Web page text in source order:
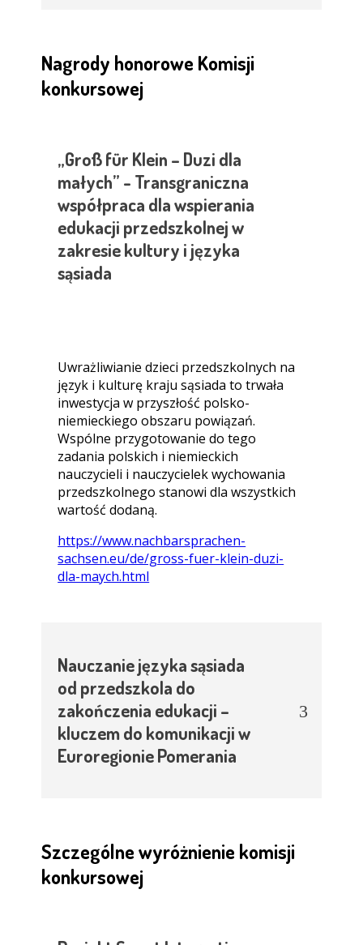
Nagrody honorowe Komisji
konkursowej
„Groß für Klein – Duzi dla
małych” - Transgraniczna
współpraca dla wspierania
edukacji przedszkolnej w
zakresie kultury i języka
sąsiada
Uwrażliwianie dzieci przedszkolnych na
język i kulturę kraju sąsiada to trwała
inwestycja w przyszłość polsko-
niemieckiego obszaru powiązań.
Wspólne przygotowanie do tego
zadania polskich i niemieckich
nauczycieli i nauczycielek wychowania
przedszkolnego stanowi dla wszystkich
wartość dodaną.
https://www.nachbarsprachen-
sachsen.eu/de/gross-fuer-klein-duzi-
dla-maych.html
Nauczanie języka sąsiada
od przedszkola do
zakończenia edukacji –
kluczem do komunikacji w
Euroregionie Pomerania
Szczególne wyróżnienie komisji
konkursowej